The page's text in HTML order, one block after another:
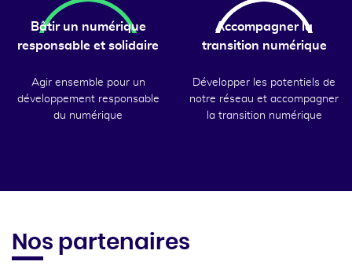
Bâtir un numérique
responsable et solidaire
Agir ensemble pour un
développement responsable
du numérique
Accompagner la
transition numérique
Développer les potentiels de
notre réseau et accompagner
la transition numérique
Nos partenaires